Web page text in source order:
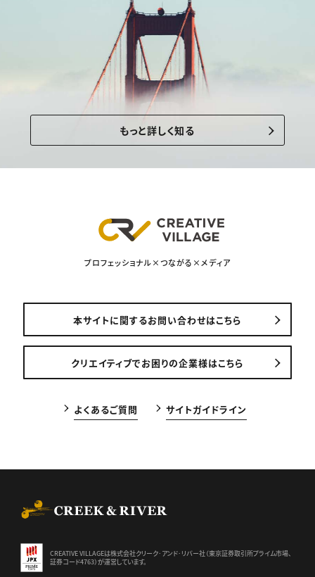
もっと詳しく知る
プロフェッショナル×つながる×メディア
本サイトに関するお問い合わせはこちら
クリエイティブでお困りの企業様はこちら
よくあるご質問 サイトガイドライン
CREATIVE VILLAGEは株式会社クリーク･アンド･リバー社（東京証券取引所プライム市場、
証券コード4763）が運営しています。